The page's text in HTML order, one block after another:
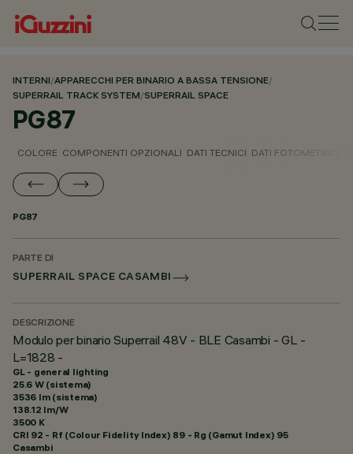
INTERNI/APPARECCHI PER BINARIO A BASSA TENSIONE/
SUPERRAIL TRACK SYSTEM/SUPERRAIL SPACE
PG87
COLORE COMPONENTI OPZIONALI DATI TECNICI DATI FOTOMETRICI
PG87
PARTE DI
SUPERRAIL SPACE CASAMBI
DESCRIZIONE
Modulo per binario Superrail 48V - BLE Casambi - GL -
L=1828 -
GL - general lighting
25.6 W (sistema)
3536 lm (sistema)
138.12 lm/W
3500 K
CRI 92 - Rf (Colour Fidelity Index) 89 - Rg (Gamut Index) 95
Casambi